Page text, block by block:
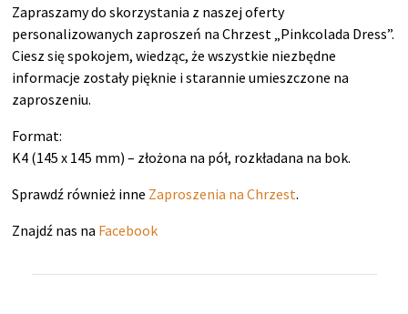
Zapraszamy do skorzystania z naszej oferty
personalizowanych zaproszeń na Chrzest „Pinkcolada Dress”.
Ciesz się spokojem, wiedząc, że wszystkie niezbędne
informacje zostały pięknie i starannie umieszczone na
zaproszeniu.
Format:
K4 (145 x 145 mm) – złożona na pół, rozkładana na bok.
Sprawdź również inne Zaproszenia na Chrzest.
Znajdź nas na Facebook